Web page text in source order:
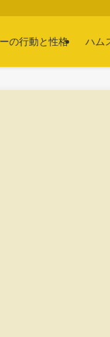
の行動と性格 ハム